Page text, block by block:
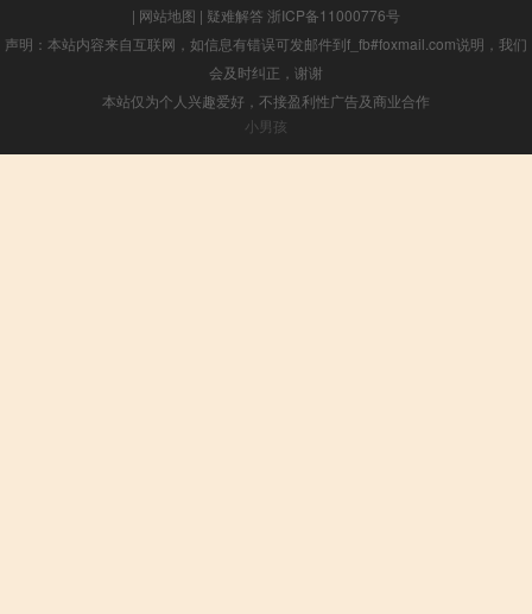
| 网站地图 | 疑难解答 浙ICP备11000776号
声明：本站内容来自互联网，如信息有错误可发邮件到f_fb#foxmail.com说明，我们
会及时纠正，谢谢
本站仅为个人兴趣爱好，不接盈利性广告及商业合作
小男孩